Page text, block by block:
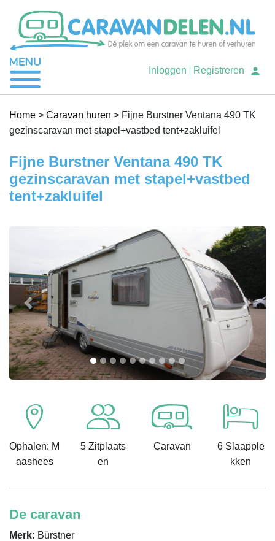
Je caravan verhuren
Inloggen Registreren
Home > Caravan huren > Fijne Burstner Ventana 490 TK
gezinscaravan met stapel+vastbed tent+zakluifel
Fijne Burstner Ventana 490 TK
gezinscaravan met stapel+vastbed
tent+zakluifel
Previous Next
Ophalen: M
aashees
5 Zitplaats
en
Caravan
6 Slaapple
kken
De caravan
Merk: Bürstner